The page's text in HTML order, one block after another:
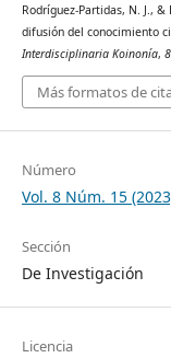
Rodríguez-Partidas, N. J.,
difusión del conocimiento
Interdisciplinaria Koinonía, 8
Más formatos de
Número
Vol. 8 Núm. 15
Sección
De Investigación
Licencia